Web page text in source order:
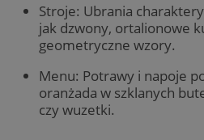
Stroje: Ubrania
jak dzwony, ortalionowe
geometryczne wzory.
Menu: Potrawy i napoje
oranżada w szklanych
czy wuzetki.